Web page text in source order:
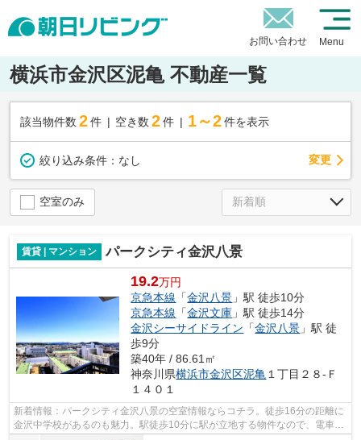
お問い合わせ Menu
横浜市金沢区泥亀 不動産一覧
該当物件数 2件 空き数 2 件 1～2 件を表示
絞り込み条件： なし 変更
空室のみ
賃貸 | マンション パークシティ金沢八景
19.2万円
京急本線 「金沢八景 」駅 徒歩10分
京急本線 「金沢文庫 」駅 徒歩14分
金沢シーサイドライン 「金沢八景 」駅 徒
歩9分
築40年 / 86.61㎡
神奈川県横浜市金沢区泥亀 １丁目２８-Ｆ
１４０１
新着情報：パークシティ金沢八景の空室情報ならコチラ。徒歩16分の距離に
金沢中学校があるのも魅力。駅徒歩10分に駅が立地する物件なので、電車を